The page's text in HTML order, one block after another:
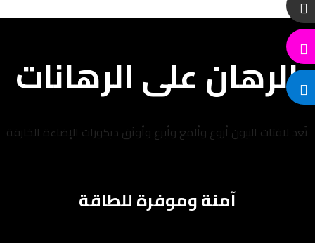
الرهان على الرهانات
تُعد لافتات النيون أروع وألمع وأبرع وأوثق ديكورات الإضاءة الخارقة
آمنة وموفرة للطاقة